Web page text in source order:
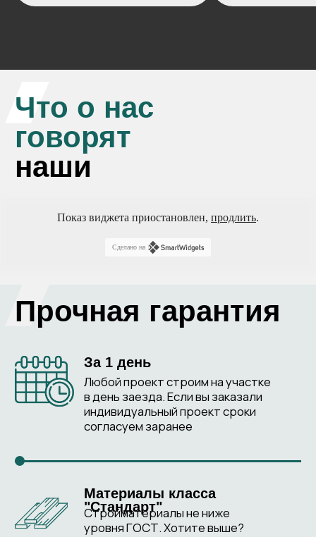
Показ виджета приостановлен, продлить.
Сделано на